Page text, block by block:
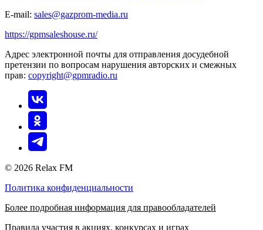
E-mail: sales@gazprom-media.ru
https://gpmsaleshouse.ru/
Адрес электронной почты для отправления досудебной
претензии по вопросам нарушения авторских и смежных
прав: copyright@gpmradio.ru
© 2026 Relax FM
Политика конфиденциальности
Более подробная информация для правообладателей
Правила участия в акциях, конкурсах и играх